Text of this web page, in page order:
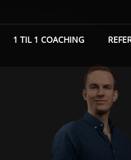
1 TIL 1 COACHING